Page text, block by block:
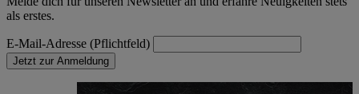
als erstes.
E-Mail-Adresse (Pflichtfeld)
Jetzt zur Anmeldung